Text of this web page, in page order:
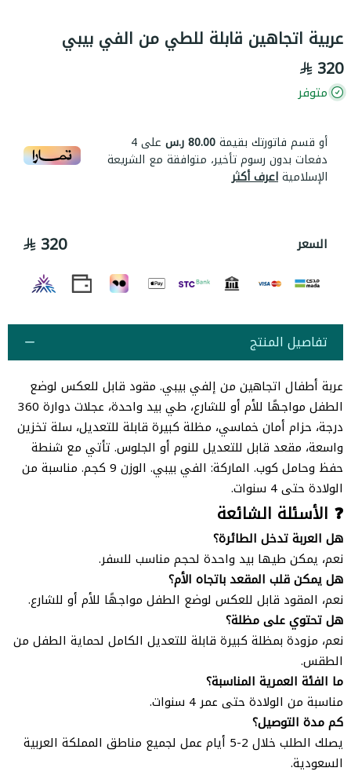
عربية اتجاهين قابلة للطي من الفي بيبي
320
متوفر
أو قسم فاتورتك بقيمة80.00 ر.س على4
دفعات بدون رسوم تأخير، متوافقة مع الشريعة
الإسلاميةاعرف أكثر
السعر 320
تفاصيل المنتج
عربة أطفال اتجاهين من إلفي بيبي. مقود قابل للعكس لوضع
الطفل مواجهًا للأم أو للشارع، طي بيد واحدة، عجلات دوارة 360
درجة، حزام أمان خماسي، مظلة كبيرة قابلة للتعديل، سلة تخزين
واسعة، مقعد قابل للتعديل للنوم أو الجلوس. تأتي مع شنطة
حفظ وحامل كوب. الماركة: الفي بيبي. الوزن 9 كجم. مناسبة من
الولادة حتى 4 سنوات.
❓ الأسئلة الشائعة
هل العربة تدخل الطائرة؟
نعم، يمكن طيها بيد واحدة لحجم مناسب للسفر.
هل يمكن قلب المقعد باتجاه الأم؟
نعم، المقود قابل للعكس لوضع الطفل مواجهًا للأم أو للشارع.
هل تحتوي على مظلة؟
نعم، مزودة بمظلة كبيرة قابلة للتعديل الكامل لحماية الطفل من
الطقس.
ما الفئة العمرية المناسبة؟
مناسبة من الولادة حتى عمر 4 سنوات.
كم مدة التوصيل؟
يصلك الطلب خلال 2-5 أيام عمل لجميع مناطق المملكة العربية
السعودية.